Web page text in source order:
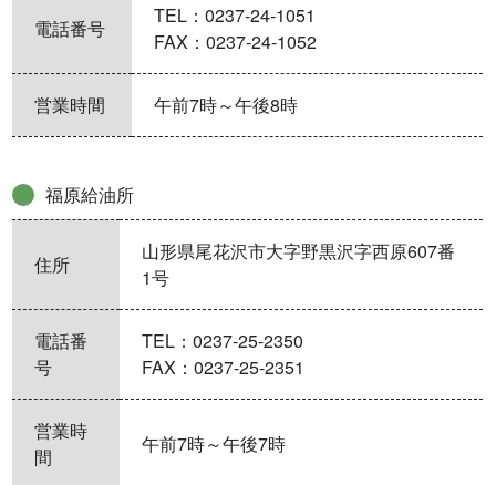
電話番号
TEL：0237-24-1051
FAX：0237-24-1052
営業時間 午前7時～午後8時
福原給油所
住所
山形県尾花沢市大字野黒沢字西原607番
1号
電話番
号
TEL：0237-25-2350
FAX：0237-25-2351
営業時
間
午前7時～午後7時